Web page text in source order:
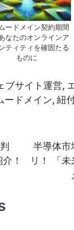
ードメイン契約期間
なたのオンラインア
ティティを確固たる
ものに
ブサイト運営,
ードメイン, 紐
！
半導体市
リ！ 「